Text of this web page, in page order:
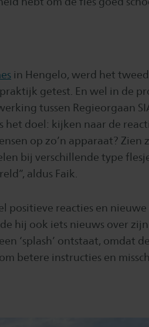
in Hengelo, werd het
getest. En wel in de
tussen Regieorgaan
het doel: kijken naar de
op zo’n apparaat? Zien
bij verschillende type
aldus Faik.
positieve reacties en
hij ook iets nieuws over
‘splash’ ontstaat, omdat
betere instructies en